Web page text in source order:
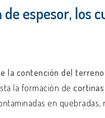
espesor, los
la contención del
la formación de
en quebradas,